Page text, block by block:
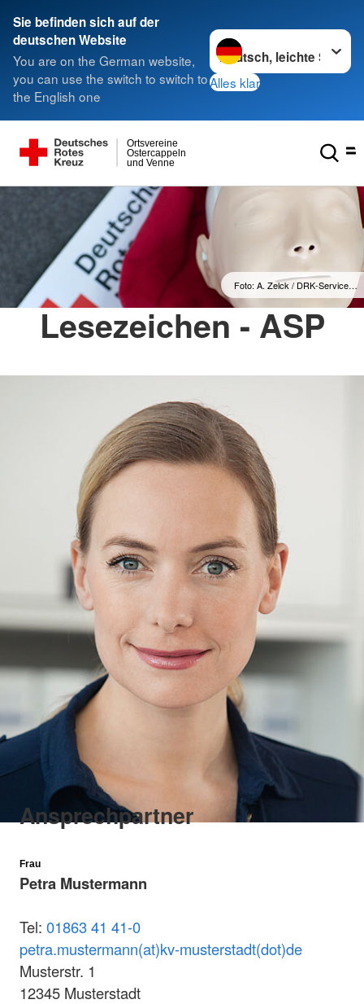
Sie befinden sich auf der
deutschen Website
You are on the German website,
you can use the switch to switch to
the English one
Sprache wechseln zu
Alles klar
und Venne
Ostercappeln
Ortsvereine
Foto: A. Zelck / DRK-Service…
Lesezeichen - ASP
Ansprechpartner
Frau
Petra Mustermann
Tel: 01863 41 41-0
petra.mustermann(at)kv-musterstadt(dot)de
Musterstr. 1
12345 Musterstadt